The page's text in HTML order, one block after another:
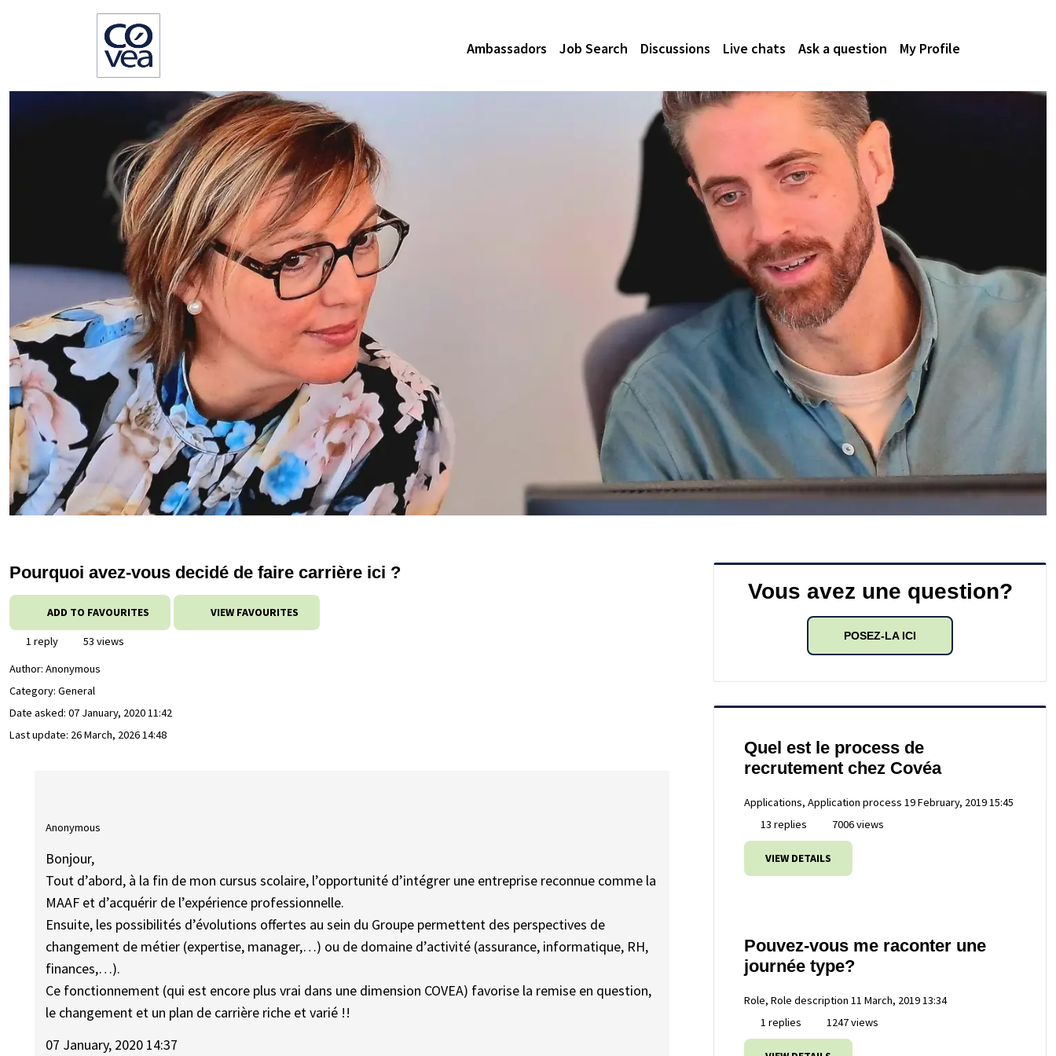
Ambassadors Job Search Discussions Live chats Ask a question My Profile
Pourquoi avez-vous decidé de faire carrière ici ?
ADD TO FAVOURITES VIEW FAVOURITES
1 reply
53 views
Author: Anonymous
Category: General
Date asked: 07 January, 2020 11:42
Last update: 26 March, 2026 14:48
Anonymous
Bonjour,
Tout d’abord, à la fin de mon cursus scolaire, l’opportunité d’intégrer une entreprise reconnue comme la
MAAF et d’acquérir de l’expérience professionnelle.
Ensuite, les possibilités d’évolutions offertes au sein du Groupe permettent des perspectives de
changement de métier (expertise, manager,…) ou de domaine d’activité (assurance, informatique, RH,
finances,…).
Ce fonctionnement (qui est encore plus vrai dans une dimension COVEA) favorise la remise en question,
le changement et un plan de carrière riche et varié !!
07 January, 2020 14:37
Vous avez une question?
POSEZ-LA ICI
Quel est le process de
recrutement chez Covéa
Applications, Application process 19 February, 2019 15:45
13 replies
7006 views
VIEW DETAILS
Pouvez-vous me raconter une
journée type?
Role, Role description 11 March, 2019 13:34
1 replies
1247 views